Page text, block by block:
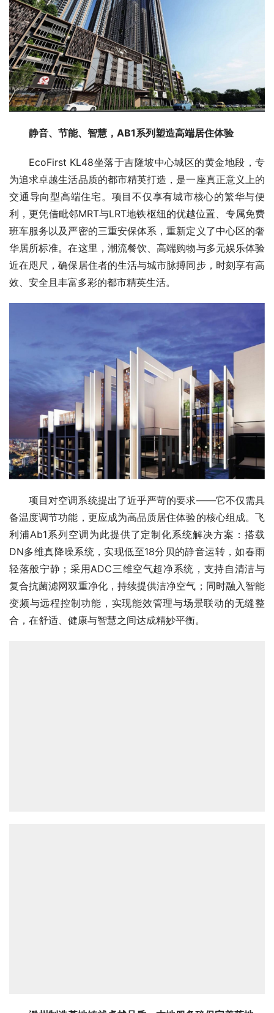
静音、节能、智慧，AB1系列塑造高端居住体验
EcoFirst KL48坐落于吉隆坡中心城区的黄金地段，专
为追求卓越生活品质的都市精英打造，是一座真正意义上的
交通导向型高端住宅。项目不仅享有城市核心的繁华与便
利，更凭借毗邻MRT与LRT地铁枢纽的优越位置、专属免费
班车服务以及严密的三重安保体系，重新定义了中心区的奢
华居所标准。在这里，潮流餐饮、高端购物与多元娱乐体验
近在咫尺，确保居住者的生活与城市脉搏同步，时刻享有高
效、安全且丰富多彩的都市精英生活。
项目对空调系统提出了近乎严苛的要求——它不仅需具
备温度调节功能，更应成为高品质居住体验的核心组成。飞
利浦Ab1系列空调为此提供了定制化系统解决方案：搭载
DN多维真降噪系统，实现低至18分贝的静音运转，如春雨
轻落般宁静；采用ADC三维空气超净系统，支持自清洁与
复合抗菌滤网双重净化，持续提供洁净空气；同时融入智能
变频与远程控制功能，实现能效管理与场景联动的无缝整
合，在舒适、健康与智慧之间达成精妙平衡。